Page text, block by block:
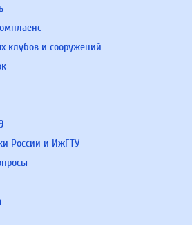
клубов и сооружений
России и ИжГТУ